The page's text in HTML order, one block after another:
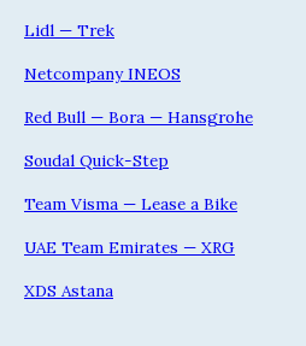
Lidl — Trek
Netcompany INEOS
Red Bull — Bora — Hansgrohe
Soudal Quick-Step
Team Visma — Lease a Bike
UAE Team Emirates — XRG
XDS Astana